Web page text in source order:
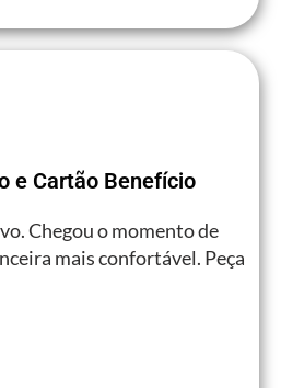
e Cartão Benefício
Chegou o momento de
mais confortável. Peça